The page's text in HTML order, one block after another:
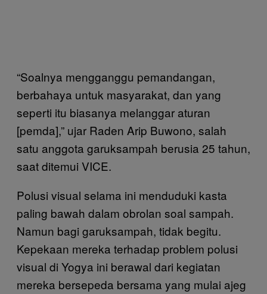
“Soalnya mengganggu pemandangan,
berbahaya untuk masyarakat, dan yang
seperti itu biasanya melanggar aturan
[pemda],” ujar Raden Arip Buwono, salah
satu anggota garuksampah berusia 25 tahun,
saat ditemui VICE.
Polusi visual selama ini menduduki kasta
paling bawah dalam obrolan soal sampah.
Namun bagi garuksampah, tidak begitu.
Kepekaan mereka terhadap problem polusi
visual di Yogya ini berawal dari kegiatan
mereka bersepeda bersama yang mulai ajeg